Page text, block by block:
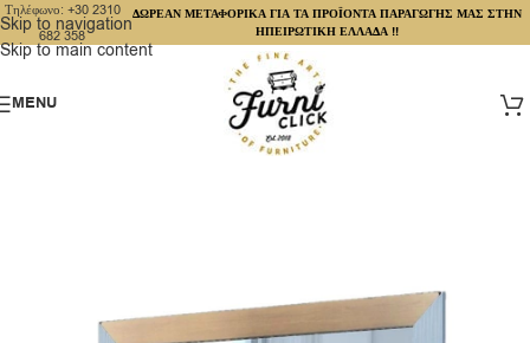
Skip to navigation
Skip to main content
Τηλέφωνο: +30 2310
682 358
ΔΩΡΕΑΝ ΜΕΤΑΦΟΡΙΚΑ ΓΙΑ ΤΑ ΠΡΟΪΟΝΤΑ ΠΑΡΑΓΩΓΗΣ ΜΑΣ ΣΤΗΝ
ΗΠΕΙΡΩΤΙΚΗ ΕΛΛΑΔΑ !!
MENU